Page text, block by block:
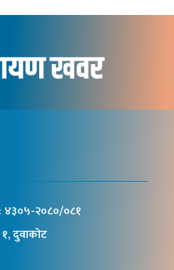
४३०५-२०८०/०८१
दुवाकोट